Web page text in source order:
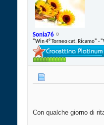
Sonia76
"Win 4° Torneo cat. Ricamo" -
Con qualche giorno di